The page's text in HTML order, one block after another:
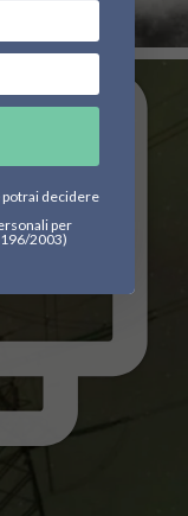
potrai decidere
per
2003)